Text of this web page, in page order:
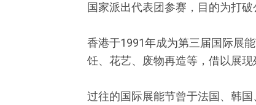
国家派出代表团参赛，目的为打
香港于1991年成为第三届国际展
饪、花艺、废物再造等，借以展现
过往的国际展能节曾于法国、韩